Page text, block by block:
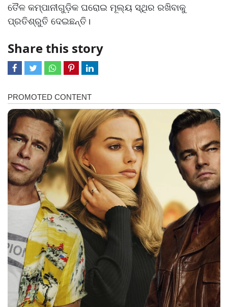
ତୈଳ କମ୍ପାନୀଗୁଡ଼ିକ ଘରୋଇ ମୂଲ୍ୟ ସ୍ଥିର ରଖିବାକୁ
ପ୍ରତିଶ୍ରୁତି ଦେଇଛନ୍ତି।
Share this story